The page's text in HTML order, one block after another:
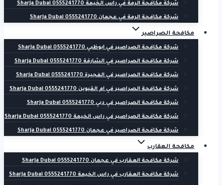
شركة مكافحة الرمة في راس الخيمة 0555241770 Sharja Dubai
شركة مكافحة الرمة في عجمان 0555241770 Sharja Dubai
مكافحة الصراصير
شركة مكافحة الصراصير في ابوظبي 0555241770 Sharja Dubai
شركة مكافحة الصراصير في الشارقة 0555241770 Sharja Dubai
شركة مكافحة الصراصير في الفجيرة 0555241770 Sharja Dubai
شركة مكافحة الصراصير في ام القيوين 0555241770 Sharja Dubai
شركة مكافحة الصراصير في دبي 0555241770 Sharja Dubai
شركة مكافحة الصراصير في راس الخيمة 0555241770 Sharja Dubai
شركة مكافحة الصراصير في عجمان 0555241770 Sharja Dubai
مكافحة العقارب
شركة مكافحة العقارب في عجمان 0555241770 Sharja Dubai
شركة مكافحة العقارب في راس الخيمة 0555241770 Sharja Dubai